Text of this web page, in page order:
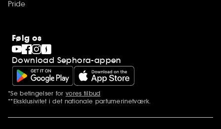
Pride
Følg os
Download Sephora-appen
Yderligere bemærkninger
*Se betingelser for vores tilbud
**Eksklusivitet i det nationale parfumerinetværk.